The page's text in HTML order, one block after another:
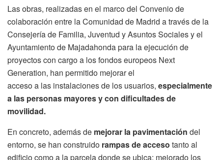
Las obras, realizadas en el marco del Convenio de
colaboración entre la Comunidad de Madrid a través de la
Consejería de Familia, Juventud y Asuntos Sociales y el
Ayuntamiento de Majadahonda para la ejecución de
proyectos con cargo a los fondos europeos Next
Generation, han permitido mejorar el
acceso a las instalaciones de los usuarios, especialmente
a las personas mayores y con dificultades de
movilidad.
En concreto, además de mejorar la pavimentación del
entorno, se han construido rampas de acceso tanto al
edificio como a la parcela donde se ubica; mejorado los